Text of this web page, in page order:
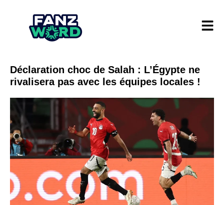
Déclaration choc de Salah : L’Égypte ne
rivalisera pas avec les équipes locales !